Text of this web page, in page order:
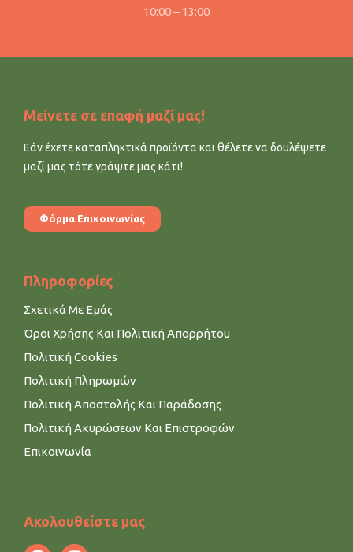
10:00 – 13:00
Μείνετε σε επαφή μαζί μας!
Εάν έχετε καταπληκτικά προϊόντα και θέλετε να δουλέψετε
μαζί μας τότε γράψτε μας κάτι!
Φόρμα Επικοινωνίας
Πληροφορίες
Σχετικά Με Εμάς
Όροι Χρήσης Και Πολιτική Απορρήτου
Πολιτική Cookies
Πολιτική Πληρωμών
Πολιτική Αποστολής Και Παράδοσης
Πολιτική Ακυρώσεων Και Επιστροφών
Επικοινωνία
Ακολουθείστε μας